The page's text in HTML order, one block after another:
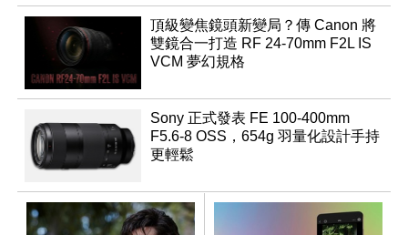
頂級變焦鏡頭新變局？傳 Canon 將
雙鏡合一打造 RF 24-70mm F2L IS
VCM 夢幻規格
Sony 正式發表 FE 100-400mm
F5.6-8 OSS，654g 羽量化設計手持
更輕鬆